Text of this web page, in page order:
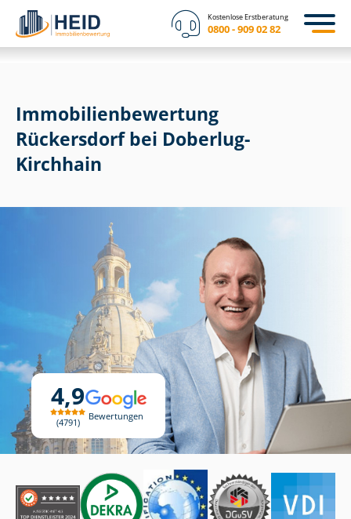
Kostenlose Erstberatung
0800 - 909 02 82
4,9
4791
Bewertungen
Immobilien­bewertung
Rückersdorf bei Doberlug-
Kirchhain